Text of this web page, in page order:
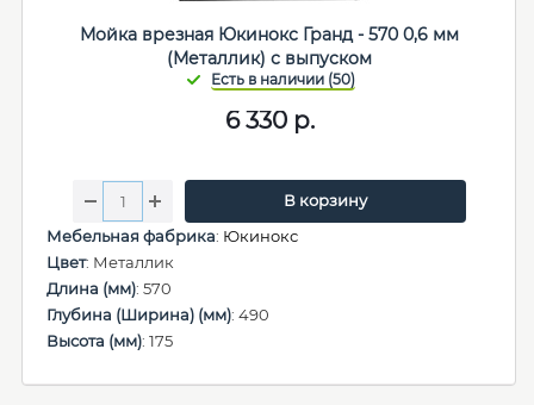
Мойка врезная Юкинокс Гранд - 570 0,6 мм
(Металлик) с выпуском
6 330р.
В корзину
Мебельная фабрика: Юкинокс
Цвет: Металлик
Длина (мм): 570
Глубина (Ширина) (мм): 490
Высота (мм): 175